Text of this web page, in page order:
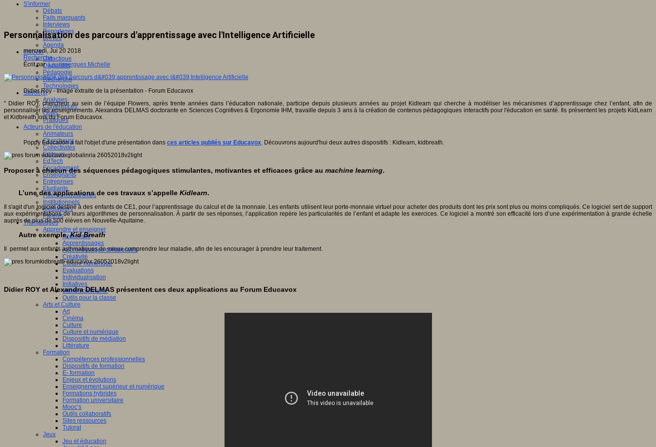
S'informer
Débats
Faits marquants
Interviews
Reportages
Brèves
Agenda
Innover
Didactique
Dispositifs
Pédagogie
Recherche
Technologies
Savoir(s)
Analyses
Conférences
Outils
Pratiques
Acteurs de l'éducation
Animateurs
Chercheurs
Collectivités
Editeurs
EdTech
Encadrement
Enseignants
Entreprises
Etudiants
Filières industrielles
Institutionnels
Médiateurs
Parents
Thématiques
Apprendre et enseigner
Apprendre
Apprentissages
Apprentissages collaboratifs
Créativité
Culture numérique
Evaluations
Individualisation
Initiatives
Interdisciplinarité
Outils pour la classe
Arts et Culture
Art
Cinéma
Culture
Culture et numérique
Dispositifs de médiation
Littérature
Formation
Compétences professionnelles
Dispositifs de formation
E- formation
Enjeux et évolutions
Enseignement supérieur et numérique
Formations hybrides
Formation universitaire
Mooc’s
Outils collaboratifs
Sites ressources
Tutorat
Jeux
Jeu et éducation
Personnalisation des parcours d'apprentissage avec l'Intelligence Artificielle
mercredi, Jui 20 2018
Recherche
Écrit parLaurissergues Michelle
Didier Roy - Image extraite de la présentation - Forum Educavox
" Didier ROY, chercheur au sein de l’équipe Flowers, après trente années dans l’éducation nationale, participe depuis plusieurs années au projet Kidlearn qui cherche à modéliser les mécanismes d’apprentissage chez l’enfant, afin de
personnaliser les enseignements. Alexandra DELMAS doctorante en Sciences Cognitives & Ergonomie IHM, travaille depuis 3 ans à la création de contenus pédagogiques interactifs pour l'éducation en santé. Ils présentent les projets KidLearn
et Kidbreath lors du Forum Educavox.
Poppy Education a fait l'objet d'une présentation dans ces articles publiés sur Educavox. Découvrons aujourd'hui deux autres dispositifs : Kidlearn, kidbreath.
Proposer à chacun des séquences pédagogiques stimulantes, motivantes et efficaces grâce au machine learning.
L’une des applications de ces travaux s’appelle Kidlearn.
Il s'agit d'un logiciel destiné à des enfants de CE1, pour l’apprentissage du calcul et de la monnaie. Les enfants utilisent leur porte-monnaie virtuel pour acheter des produits dont les prix sont plus ou moins compliqués. Ce logiciel sert de support
aux expérimentations de leurs algorithmes de personnalisation. À partir de ses réponses, l’application repère les particularités de l’enfant et adapte les exercices. Ce logiciel a montré son efficacité lors d’une expérimentation à grande échelle
auprès de plus de 500 élèves en Nouvelle-Aquitaine.
Autre exemple,Kid Breath
Il permet aux enfants asthmatiques de mieux comprendre leur maladie, afin de les encourager à prendre leur traitement.
Didier ROY et Alexandra DELMAS présentent ces deux applications au Forum Educavox